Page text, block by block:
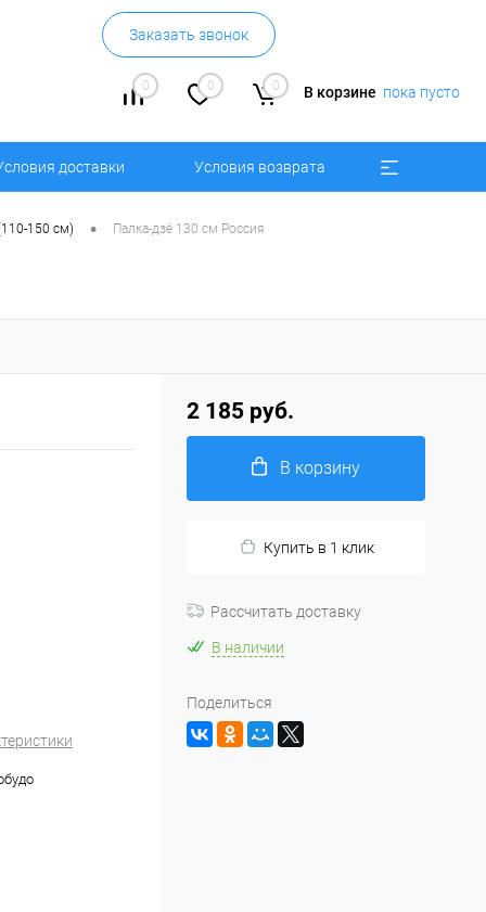
Заказать звонок
0 0 0 В корзине пока пусто
доставки Условия возврата
150 см) • Палка-дзё 130 см Россия
2 185 руб.
В корзину
Купить в 1 клик
Рассчитать доставку
В наличии
Поделиться